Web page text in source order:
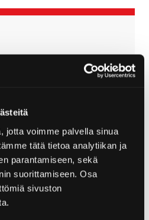
jotta voimme palvella sinua
tätä tietoa analytiikan ja
parantamiseen, sekä
suorittamiseen. Osa
sivuston
19